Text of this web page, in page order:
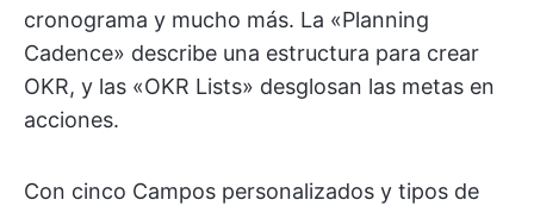
cronograma y mucho más. La «Planning
Cadence» describe una estructura para crear
OKR, y las «OKR Lists» desglosan las metas en
acciones.
Con cinco Campos personalizados y tipos de